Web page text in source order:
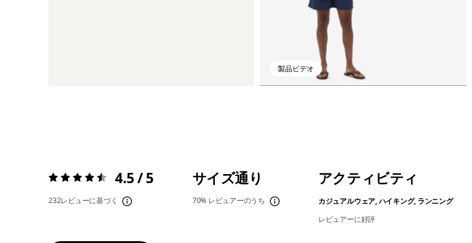
製品ビデオ
評価:4.5 / 5 4.5 / 5
232レビューに基づく
サイズ通り
70% レビュアーのうち
アクティビティ
カジュアルウェア, ハイキング, ランニング
レビュアーに好評